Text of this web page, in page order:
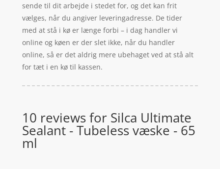
sende til dit arbejde i stedet for, og det kan frit
vælges, når du angiver leveringadresse. De tider
med at stå i kø er længe forbi – i dag handler vi
online og køen er der slet ikke, når du handler
online, så er det aldrig mere ubehaget ved at stå alt
for tæt i en kø til kassen.
10 reviews for Silca Ultimate
Sealant - Tubeless væske - 65
ml